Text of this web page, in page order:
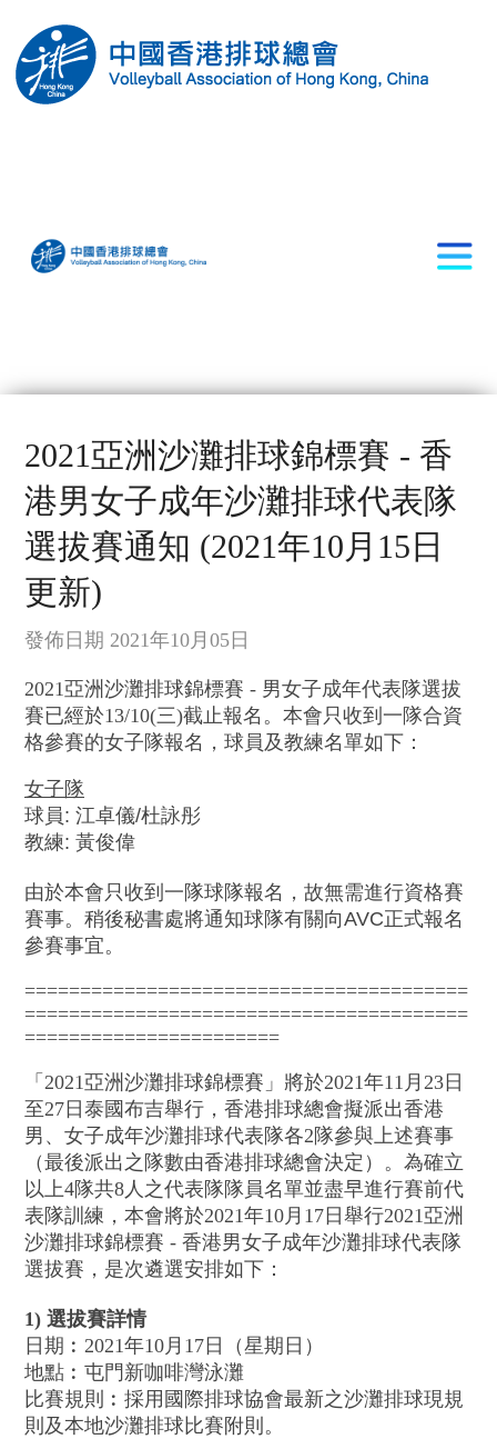
2021亞洲沙灘排球錦標賽 - 香
港男女子成年沙灘排球代表隊
選拔賽通知 (2021年10月15日
更新)
發佈日期 2021年10月05日
2021亞洲沙灘排球錦標賽 - 男女子成年代表隊選拔
賽已經於13/10(三)截止報名。本會只收到 一隊合資
格參賽的女子隊報名，球員及教練名單如下：
女子隊
球員: 江卓儀/杜詠彤
教練: 黃俊偉
由於本會只收到一隊球隊報名，故無需進行資格賽
賽事。稍後秘書處將通知球隊有關向AVC正式報名
參賽事宜。
========================================
========================================
=======================
「2021亞洲沙灘排球錦標賽」將於2021年11月23日
至27日泰國布吉舉行，香港排球總會擬派出香港
男、女子成年沙灘排球代表隊各2隊參與上述賽事
（最後派出之隊數由香港排球總會決定）。為確立
以上4隊共8人之代表隊隊員名單並盡早進行賽前代
表隊訓練，本會將於2021年10月17日舉行2021亞洲
沙灘排球錦標賽 - 香港男女子成年沙灘排球代表隊
選拔賽，是次遴選安排如下：
1) 選拔賽詳情
日期︰2021年10月17日（星期日）
地點︰屯門新咖啡灣泳灘
比賽規則︰採用國際排球協會最新之沙灘排球現規
則及本地沙灘排球比賽附則。